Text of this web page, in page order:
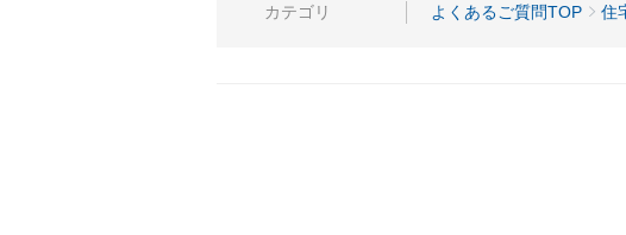
カテゴリ よくあるご質問TOP 住